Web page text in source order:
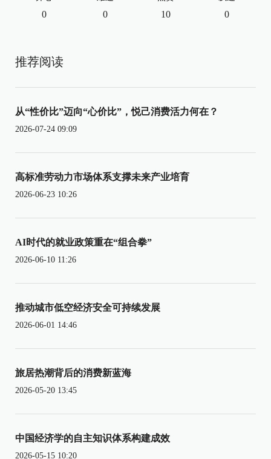
0 0 10 0
推荐阅读
从“性价比”迈向“心价比”，悦己消费活力何在？
2026-07-24 09:09
高标准劳动力市场体系支撑未来产业培育
2026-06-23 10:26
AI时代的就业政策重在“组合拳”
2026-06-10 11:26
推动城市低空经济安全可持续发展
2026-06-01 14:46
旅居热潮背后的消费新蓝海
2026-05-20 13:45
中国经济学的自主知识体系构建成效
2026-05-15 10:20